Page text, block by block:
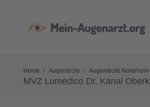
Home Augenärzte Augenärzte
MVZ Lumedico Dr. Kanal